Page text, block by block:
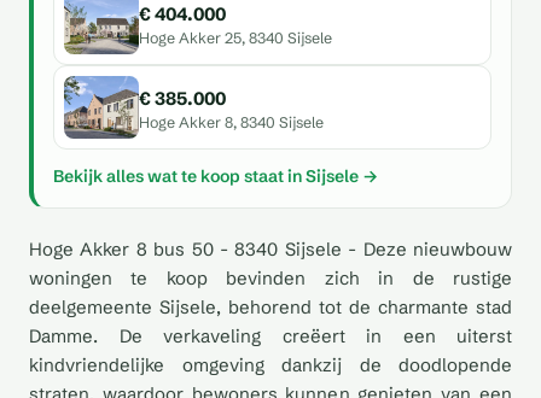
€ 404.000
Hoge Akker 25, 8340 Sijsele
€ 385.000
Hoge Akker 8, 8340 Sijsele
Bekijk alles wat te koop staat in Sijsele →
Hoge Akker 8 bus 50 - 8340 Sijsele - Deze nieuwbouw
woningen te koop bevinden zich in de rustige
deelgemeente Sijsele, behorend tot de charmante stad
Damme. De verkaveling creëert in een uiterst
kindvriendelijke omgeving dankzij de doodlopende